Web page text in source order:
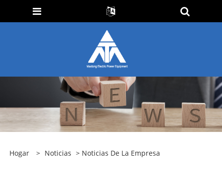
Hogar > Noticias > Noticias De La Empresa